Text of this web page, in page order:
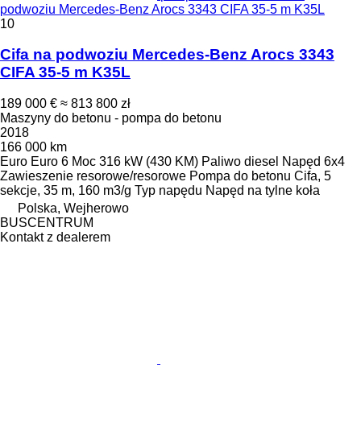
podwoziu Mercedes-Benz Arocs 3343 CIFA 35-5 m K35L
10
Cifa na podwoziu Mercedes-Benz Arocs 3343
CIFA 35-5 m K35L
189 000 € ≈ 813 800 zł
Maszyny do betonu - pompa do betonu
2018
166 000 km
Euro Euro 6 Moc 316 kW (430 KM) Paliwo diesel Napęd 6x4
Zawieszenie resorowe/resorowe Pompa do betonu Cifa, 5
sekcje, 35 m, 160 m3/g Typ napędu Napęd na tylne koła
Polska, Wejherowo
BUSCENTRUM
Kontakt z dealerem